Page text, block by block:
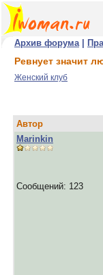
Архив форума|
Ревнует значит
Женский клуб
Автор
Marinkin
Сообщений: 123